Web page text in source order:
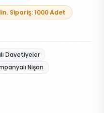
Sipariş: 1000 Adet
Davetiyeler
Nişan